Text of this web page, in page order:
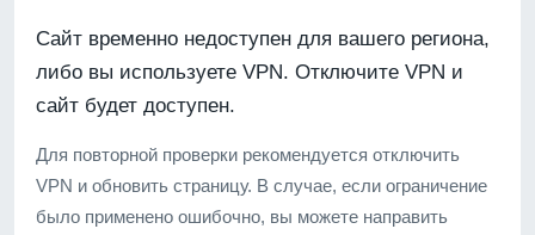
Сайт временно недоступен для вашего региона,
либо вы используете VPN. Отключите VPN и
сайт будет доступен.
Для повторной проверки рекомендуется отключить
VPN и обновить страницу. В случае, если ограничение
было применено ошибочно, вы можете направить